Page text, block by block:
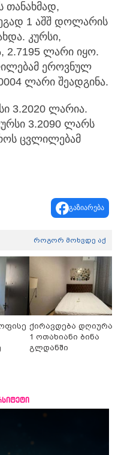
თანახმად,
1 აშშ დოლარის
კურსი,
2.7195 ლარი იყო.
ეროვნულ
ლარი შეადგინა.
3.2020 ლარია.
3.2090 ლარს
ცვლილებამ
გაზიარება
როგორ მოხვდე აქ
ქირავდება
1 ოთახიანი ბინა
გლდანში